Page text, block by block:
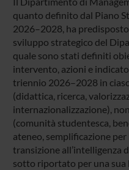
quanto definito dal Piano
2026–2028, ha
sviluppo strategico del
quale sono stati definiti
intervento, azioni e
triennio 2026–2028 in
(didattica, ricerca,
internazionalizzazione),
(comunità studentesca,
ateneo, semplificazione
transizione all’intelligenza
sotto riportato per una sua